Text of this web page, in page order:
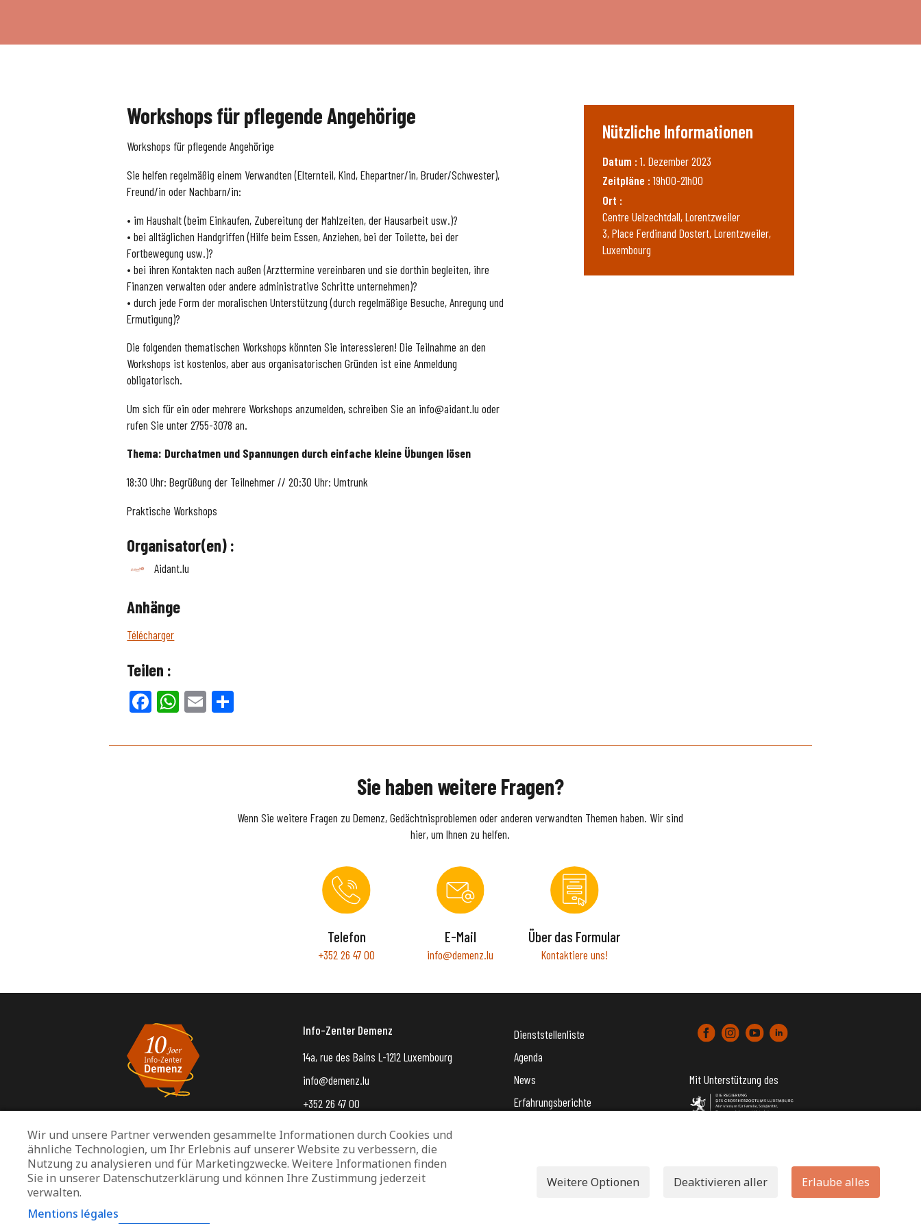
Workshops für pflegende Angehörige
Workshops für pflegende Angehörige
Sie helfen regelmäßig einem Verwandten (Elternteil, Kind, Ehepartner/in, Bruder/Schwester),
Freund/in oder Nachbarn/in:
• im Haushalt (beim Einkaufen, Zubereitung der Mahlzeiten, der Hausarbeit usw.)?
• bei alltäglichen Handgriffen (Hilfe beim Essen, Anziehen, bei der Toilette, bei der
Fortbewegung usw.)?
• bei ihren Kontakten nach außen (Arzttermine vereinbaren und sie dorthin begleiten, ihre
Finanzen verwalten oder andere administrative Schritte unternehmen)?
• durch jede Form der moralischen Unterstützung (durch regelmäßige Besuche, Anregung und
Ermutigung)?
Die folgenden thematischen Workshops könnten Sie interessieren! Die Teilnahme an den
Workshops ist kostenlos, aber aus organisatorischen Gründen ist eine Anmeldung
obligatorisch.
Um sich für ein oder mehrere Workshops anzumelden, schreiben Sie an info@aidant.lu oder
rufen Sie unter 2755-3078 an.
Thema: Durchatmen und Spannungen durch einfache kleine Übungen lösen
18:30 Uhr: Begrüßung der Teilnehmer // 20:30 Uhr: Umtrunk
Praktische Workshops
Organisator(en) :
Aidant.lu
Anhänge
Télécharger
Teilen :
Facebook
WhatsApp
Email
Nützliche Informationen
Datum :1. Dezember 2023
Zeitpläne :19h00-21h00
Ort :
Centre Uelzechtdall, Lorentzweiler
3, Place Ferdinand Dostert, Lorentzweiler,
Luxembourg
Sie haben weitere Fragen?
Wenn Sie weitere Fragen zu Demenz, Gedächtnisproblemen oder anderen verwandten Themen haben. Wir sind
hier, um Ihnen zu helfen.
Telefon
+352 26 47 00
E-Mail
info@demenz.lu
Über das Formular
Kontaktiere uns!
Info-Zenter Demenz
14a, rue des Bains L-1212 Luxembourg
info@demenz.lu
+352 26 47 00
Dienststellenliste
Agenda
News
Erfahrungsberichte
Mit Unterstützung des
Datenschutz und Verwaltung von Cookies
Erklärung zur Barrierefreiheit
Wir und unsere Partner verwenden gesammelte Informationen durch Cookies und
ähnliche Technologien, um Ihr Erlebnis auf unserer Website zu verbessern, die
Nutzung zu analysieren und für Marketingzwecke. Weitere Informationen finden
Sie in unserer Datenschutzerklärung und können Ihre Zustimmung jederzeit
verwalten.
Mentions légales
Weitere Optionen Deaktivieren aller Erlaube alles